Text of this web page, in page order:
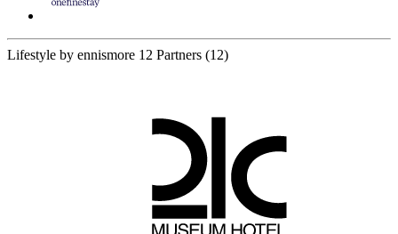
Lifestyle by ennismore 12 Partners (12)